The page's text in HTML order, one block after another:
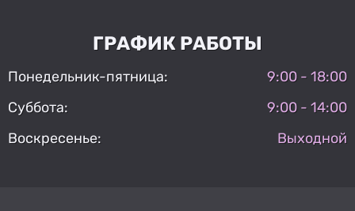
ГРАФИК РАБОТЫ
Понедельник-пятница:
9:00 - 18:00
Суббота:
9:00 - 14:00
Воскресенье:
Выходной